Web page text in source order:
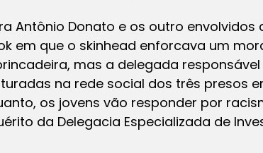
Antônio Donato e os outro
em que o skinhead enforcava um
mas a delegada
na rede social dos três presos
os jovens vão responder por
da Delegacia Especializada de